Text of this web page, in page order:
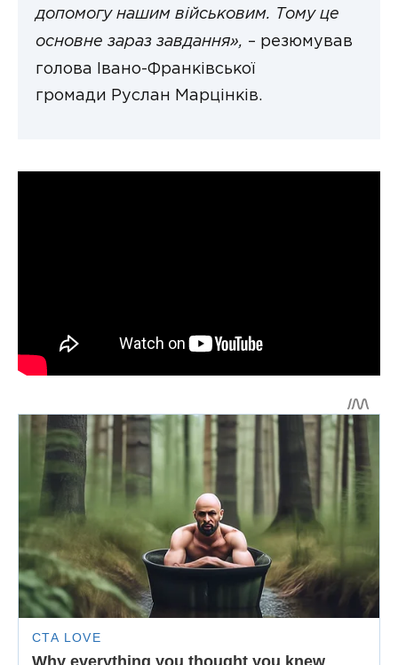
допомогу нашим військовим. Тому це
основне зараз завдання», – резюмував
голова Івано-Франківської
громади Руслан Марцінків.